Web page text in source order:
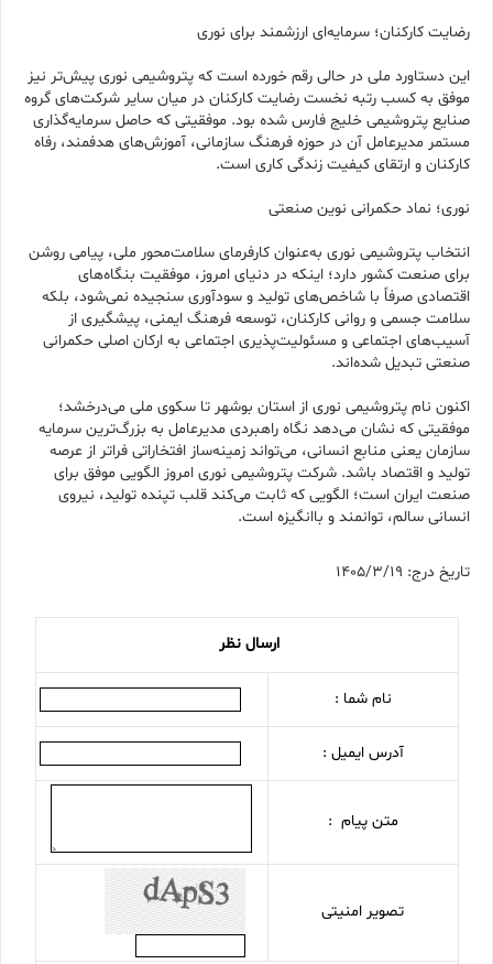
رضایت کارکنان؛ سرمایه‌ای ارزشمند برای نوری
این دستاورد ملی در حالی رقم خورده است که پتروشیمی نوری پیش‌تر نیز
موفق به کسب رتبه نخست رضایت کارکنان در میان سایر شرکت‌های گروه
صنایع پتروشیمی خلیج فارس شده بود. موفقیتی که حاصل سرمایه‌گذاری
مستمر مدیرعامل آن در حوزه فرهنگ سازمانی، آموزش‌های هدفمند، رفاه
کارکنان و ارتقای کیفیت زندگی کاری است.
نوری؛ نماد حکمرانی نوین صنعتی
انتخاب پتروشیمی نوری به‌عنوان کارفرمای سلامت‌محور ملی، پیامی روشن
برای صنعت کشور دارد؛ اینکه در دنیای امروز، موفقیت بنگاه‌های
اقتصادی صرفاً با شاخص‌های تولید و سودآوری سنجیده نمی‌شود، بلکه
سلامت جسمی و روانی کارکنان، توسعه فرهنگ ایمنی، پیشگیری از
آسیب‌های اجتماعی و مسئولیت‌پذیری اجتماعی به ارکان اصلی حکمرانی
صنعتی تبدیل شده‌اند.
اکنون نام پتروشیمی نوری از استان بوشهر تا سکوی ملی می‌درخشد؛
موفقیتی که نشان می‌دهد نگاه راهبردی مدیرعامل به بزرگ‌ترین سرمایه
سازمان یعنی منابع انسانی، می‌تواند زمینه‌ساز افتخاراتی فراتر از عرصه
تولید و اقتصاد باشد. شرکت پتروشیمی نوری امروز الگویی موفق برای
صنعت ایران است؛ الگویی که ثابت می‌کند قلب تپنده تولید، نیروی
انسانی سالم، توانمند و باانگیزه است.
تاریخ درج: 1405/3/19
ارسال نظر
نام شما :
آدرس ایمیل :
متن پیام :
تصویر امنیتی